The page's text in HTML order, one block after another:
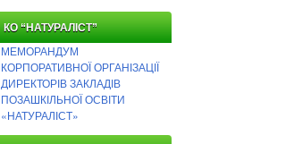
КО “НАТУРАЛІСТ”
МЕМОРАНДУМ
КОРПОРАТИВНОЇ ОРГАНІЗАЦІЇ
ДИРЕКТОРІВ ЗАКЛАДІВ
ПОЗАШКІЛЬНОЇ ОСВІТИ
«НАТУРАЛІСТ»